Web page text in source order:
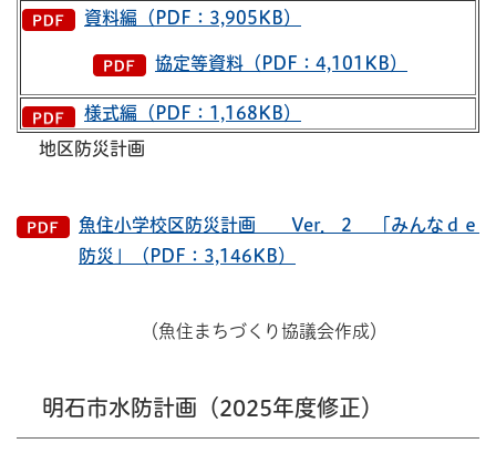
資料編（PDF：3,905KB）
協定等資料（PDF：4,101KB）
様式編（PDF：1,168KB）
地区防災計画
魚住小学校区防災計画 Ver．２ 「みんなｄｅ
防災」（PDF：3,146KB）
（魚住まちづくり協議会作成）
明石市水防計画（2025年度修正）